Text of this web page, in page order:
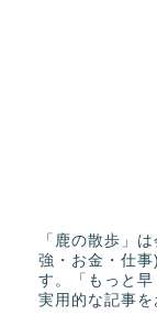
「鹿の散歩」
強・お金・仕
す。「もっと
実用的な記事を